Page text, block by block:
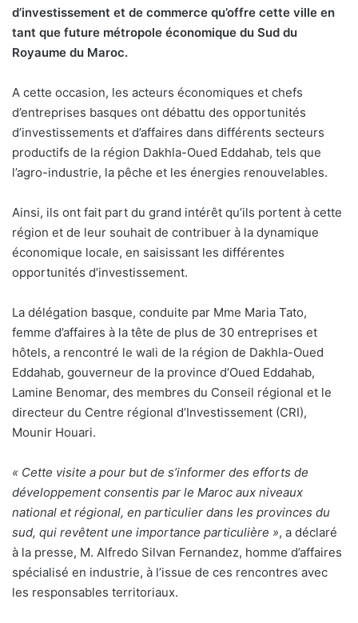
d’investissement et de commerce qu’offre cette ville en
tant que future métropole économique du Sud du
Royaume du Maroc.
A cette occasion, les acteurs économiques et chefs
d’entreprises basques ont débattu des opportunités
d’investissements et d’affaires dans différents secteurs
productifs de la région Dakhla-Oued Eddahab, tels que
l’agro-industrie, la pêche et les énergies renouvelables.
Ainsi, ils ont fait part du grand intérêt qu’ils portent à cette
région et de leur souhait de contribuer à la dynamique
économique locale, en saisissant les différentes
opportunités d’investissement.
La délégation basque, conduite par Mme Maria Tato,
femme d’affaires à la tête de plus de 30 entreprises et
hôtels, a rencontré le wali de la région de Dakhla-Oued
Eddahab, gouverneur de la province d’Oued Eddahab,
Lamine Benomar, des membres du Conseil régional et le
directeur du Centre régional d’Investissement (CRI),
Mounir Houari.
« Cette visite a pour but de s’informer des efforts de
développement consentis par le Maroc aux niveaux
national et régional, en particulier dans les provinces du
sud, qui revêtent une importance particulière », a déclaré
à la presse, M. Alfredo Silvan Fernandez, homme d’affaires
spécialisé en industrie, à l’issue de ces rencontres avec
les responsables territoriaux.